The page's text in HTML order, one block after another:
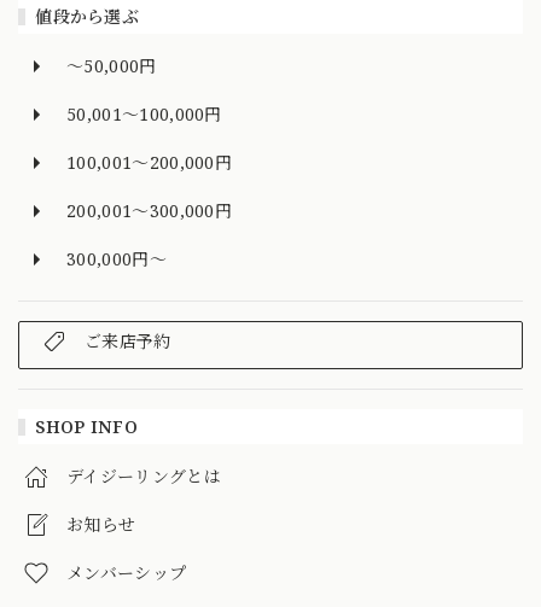
値段から選ぶ
～50,000円
50,001～100,000円
100,001～200,000円
200,001～300,000円
300,000円～
ご来店予約
SHOP INFO
デイジーリングとは
お知らせ
メンバーシップ